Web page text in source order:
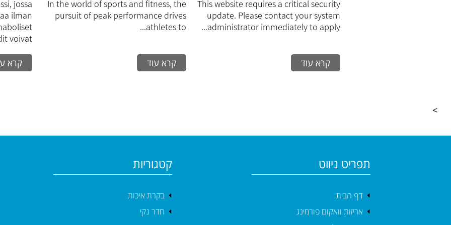
This website requires a critical security
update. Please contact your system
administrator immediately to apply...
קרא עוד
Training
Performance: A
Comprehensive
Guide to
Capacity
In the world of sports and fitness, the
pursuit of peak performance drives
athletes to...
קרא עוד
jossa
ilman
voivat...
קרא
>
תפריט ניווט
דף הבית
אריזות וואקום פורמינג
קטגוריות
בקרת איכות
חדר נקי